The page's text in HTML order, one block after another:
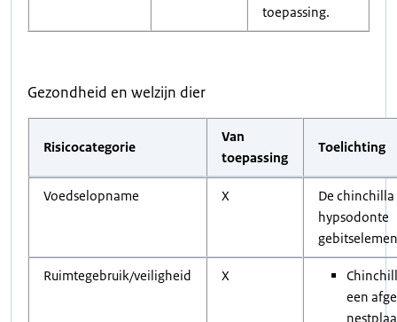
toepassing.
Gezondheid en welzijn dier
Risicocategorie
Van
toepassing
Toelichting
Voedselopname X
De
hypsodonte
Ruimtegebruik/veiligheid X
een